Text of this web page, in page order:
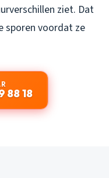
ziet. Dat
sporen voordat ze
88 18